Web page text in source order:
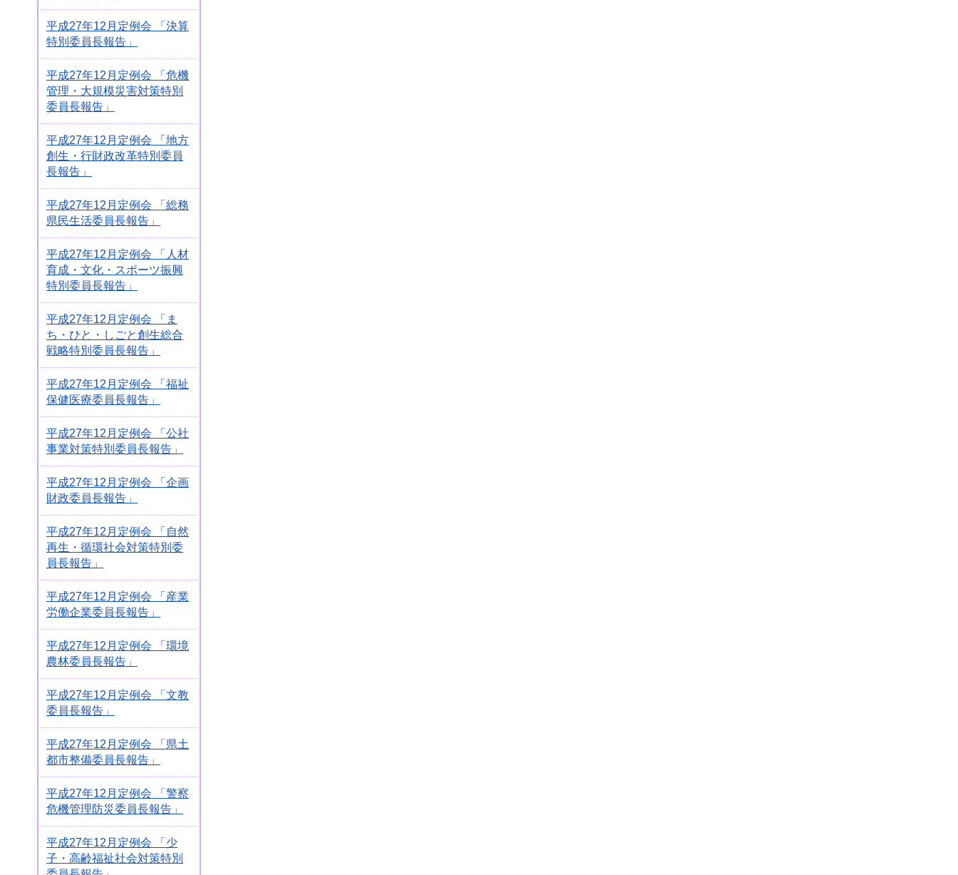
平成27年12月定例会 「決算
特別委員長報告」
平成27年12月定例会 「危機
管理・大規模災害対策特別
委員長報告」
平成27年12月定例会 「地方
創生・行財政改革特別委員
長報告」
平成27年12月定例会 「総務
県民生活委員長報告」
平成27年12月定例会 「人材
育成・文化・スポーツ振興
特別委員長報告」
平成27年12月定例会 「ま
ち・ひと・しごと創生総合
戦略特別委員長報告」
平成27年12月定例会 「福祉
保健医療委員長報告」
平成27年12月定例会 「公社
事業対策特別委員長報告」
平成27年12月定例会 「企画
財政委員長報告」
平成27年12月定例会 「自然
再生・循環社会対策特別委
員長報告」
平成27年12月定例会 「産業
労働企業委員長報告」
平成27年12月定例会 「環境
農林委員長報告」
平成27年12月定例会 「文教
委員長報告」
平成27年12月定例会 「県土
都市整備委員長報告」
平成27年12月定例会 「警察
危機管理防災委員長報告」
平成27年12月定例会 「少
子・高齢福祉社会対策特別